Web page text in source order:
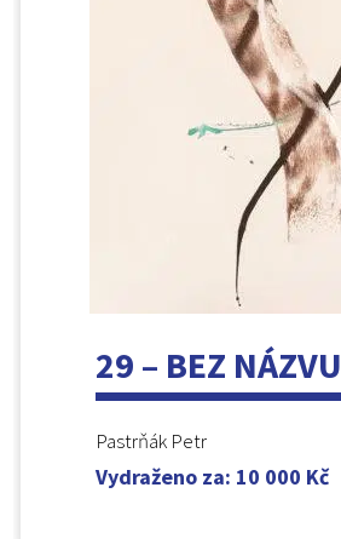
29 – BEZ NÁZVU
Pastrňák Petr
Vydraženo za: 10 000 Kč